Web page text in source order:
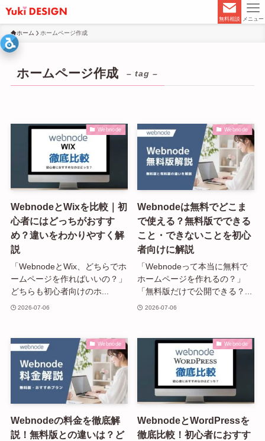
無料相談 メニュー
ホーム ホームページ作成
ホームページ作成 – tag –
Webnode
WebnodeとWixを比較｜初
心者にはどっちがおすす
め？違いをわかりやすく解
説
「WebnodeとWix、どちらでホ
ームページを作ればいいの？」
どちらも初心者向けのホ...
2026-07-06
Webnode
Webnodeは無料でどこま
で使える？無料版でできる
こと・できないことを初心
者向けに解説
「Webnodeって本当に無料で
ホームページを作れるの？」
「無料版だけで公開できる？...
2026-07-06
Webnode
Webnodeの料金を徹底解
説！無料版との違いは？ど
Webnode
WebnodeとWordPressを
徹底比較！初心者におすす